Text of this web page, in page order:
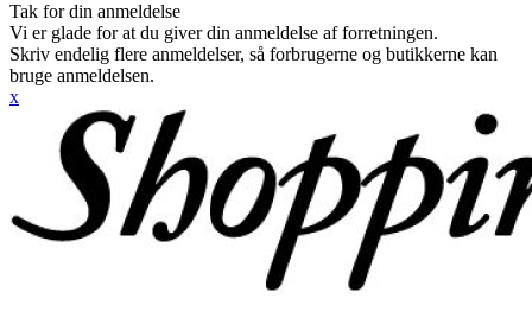
Tak for din anmeldelse
Vi er glade for at du giver din anmeldelse af forretningen.
Skriv endelig flere anmeldelser, så forbrugerne og butikkerne kan
bruge anmeldelsen.
x